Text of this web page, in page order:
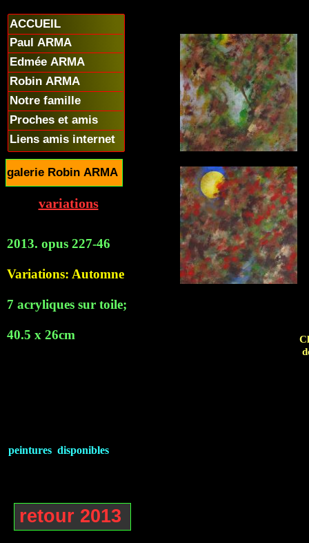
retour 2013
variations
2013. opus 227-46
Variations: Automne
7 acryliques sur toile;
40.5 x 26cm
peintures disponibles
ACCUEIL
Paul ARMA
Edmée ARMA
Robin ARMA
Notre famille
Proches et amis
Liens amis internet
galerie Robin ARMA